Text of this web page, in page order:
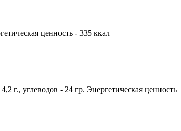
ценность - 335 ккал
г., углеводов - 24 гр. Энергетическая ценность